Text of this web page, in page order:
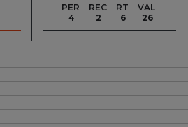
PER
4
REC
2
RT
6
VAL
26